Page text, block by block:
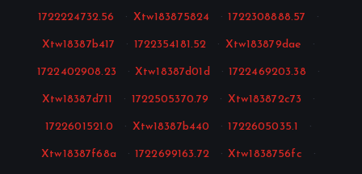
1722224732.56 · Xtw183875824 · 1722308888.57 ·
Xtw18387b417 · 1722354181.52 · Xtw183879dae ·
1722402908.23 · Xtw18387d01d · 1722469203.38 ·
Xtw18387d711 · 1722505370.79 · Xtw183872c73 ·
1722601521.0 · Xtw18387b440 · 1722605035.1 ·
Xtw18387f68a · 1722699163.72 · Xtw1838756fc ·